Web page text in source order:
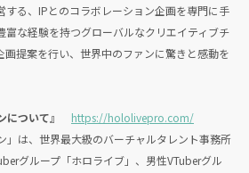
る、IPとのコラボレーション企画を専門に手
富な経験を持つグローバルなクリエイティブチ
画提案を行い、世界中のファンに驚きと感動を
について』
https://hololivepro.com/
」は、世界最大級のバーチャルタレント事務所
グループ「ホロライブ」、男性VTuberグル